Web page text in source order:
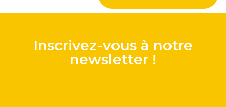
Inscrivez-vous à notre
newsletter !